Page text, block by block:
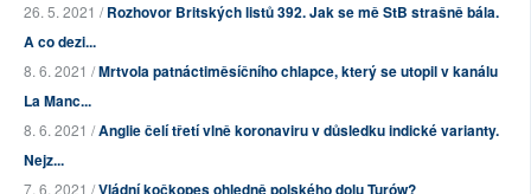
26. 5. 2021 /Rozhovor Britských listů 392. Jak se mě StB strašně bála.
A co dezi...
8. 6. 2021 /Mrtvola patnáctiměsíčního chlapce, který se utopil v kanálu
La Manc...
8. 6. 2021 /Anglie čelí třetí vlně koronaviru v důsledku indické varianty.
Nejz...
7. 6. 2021 /Vládní kočkopes ohledně polského dolu Turów?